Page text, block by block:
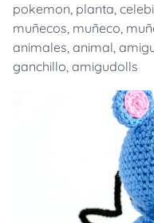
pokemon, planta, celebi
muñecos, muñeco,
animales, animal,
ganchillo, amigudolls